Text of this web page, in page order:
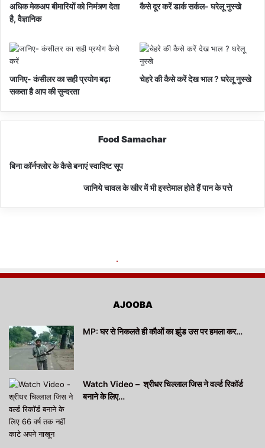
अधिक मेकअप बीमारियों को निमंत्र्ण देता
है, वैज्ञानिक
कैसे दूर करें डार्क सर्कल- घरेलू नुस्खे
जानिए- कंसीलर का सही प्रयोग बढ़ा
सकता है आप की सुन्दरता
चेहरे की कैसे करें देख भाल ? घरेलू नुस्खे
Food Samachar
बिना कॉर्नफ्लोर के कैसे बनाएं स्वादिष्ट सूप
जानिये चावल के खीर में भी इस्तेमाल होते हैं पान के पत्ते
AJOOBA
MP: घर से निकलते ही कौओं का झुंड उस पर हमला कर…
Watch Video – श्रीधर चिल्लाल जिस ने वर्ल्ड रिकॉर्ड
बनाने के लिए…